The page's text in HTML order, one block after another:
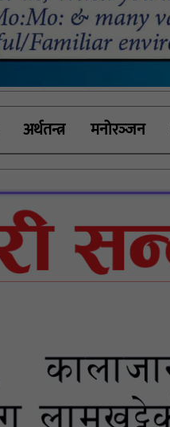
अर्थतन्त्र मनोरञ्‍जन